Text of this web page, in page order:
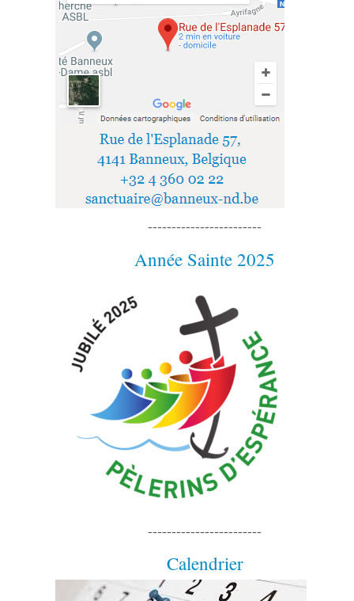
------------------------
Année Sainte 2025
------------------------
Calendrier